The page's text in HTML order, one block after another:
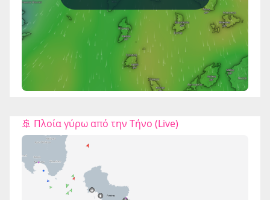
🚢 Πλοία γύρω από την Τήνο (Live)